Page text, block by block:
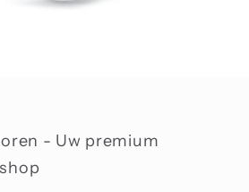
- Uw premium